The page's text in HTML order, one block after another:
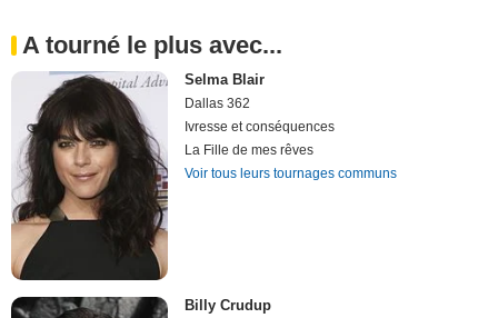
A tourné le plus avec...
Selma Blair
Dallas 362
Ivresse et conséquences
La Fille de mes rêves
Voir tous leurs tournages communs
Billy Crudup